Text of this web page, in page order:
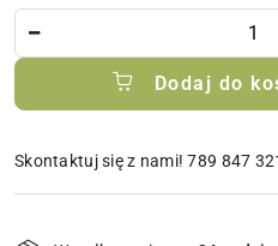
Dodaj do
Skontaktuj się z nami! 789 847